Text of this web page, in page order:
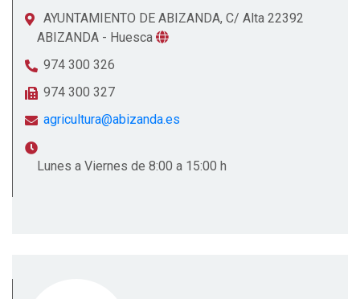
AYUNTAMIENTO DE ABIZANDA, C/ Alta 22392
ABIZANDA - Huesca
974 300 326
974 300 327
agricultura@abizanda.es
Lunes a Viernes de 8:00 a 15:00 h